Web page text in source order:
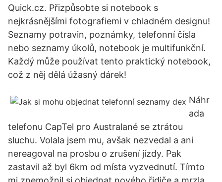
Quick.cz. Přizpůsobte si notebook s
nejkrásnějšími fotografiemi v chladném designu!
Seznamy potravin, poznámky, telefonní čísla
nebo seznamy úkolů, notebook je multifunkční.
Každý může používat tento praktický notebook,
což z něj dělá úžasný dárek!
Náhr
ada
telefonu CapTel pro Australané se ztrátou
sluchu. Volala jsem mu, avšak nezvedal a ani
nereagoval na prosbu o zrušení jízdy. Pak
zastavil až byl 6km od místa vyzvednutí. Tímto